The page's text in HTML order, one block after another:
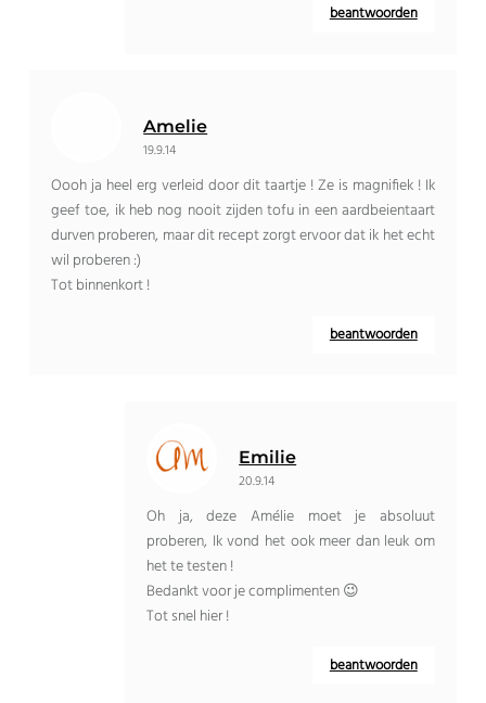
beantwoorden
Amelie
19.9.14
Oooh ja heel erg verleid door dit taartje ! Ze is magnifiek ! Ik
geef toe, ik heb nog nooit zijden tofu in een aardbeientaart
durven proberen, maar dit recept zorgt ervoor dat ik het echt
wil proberen :)
Tot binnenkort !
beantwoorden
Emilie
20.9.14
Oh ja, deze Amélie moet je absoluut
proberen, Ik vond het ook meer dan leuk om
het te testen !
Bedankt voor je complimenten 😉
Tot snel hier !
beantwoorden